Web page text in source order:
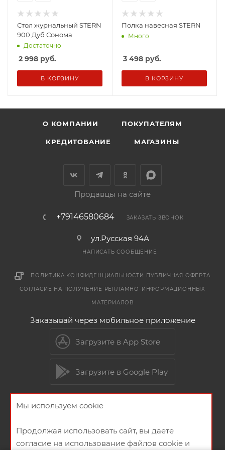
Стол журнальный STERN
900 Дуб Сонома
Достаточно
2 998 руб.
В КОРЗИНУ
Полка навесная STERN
Много
3 498 руб.
В КОРЗИНУ
О КОМПАНИИ ПОКУПАТЕЛЯМ
КРЕДИТОВАНИЕ МАГАЗИНЫ
Продавцы на сайте
+79146580684 ЗАКАЗАТЬ ЗВОНОК
ул.Русская 94А
НАПИСАТЬ СООБЩЕНИЕ
ПОЛИТИКА КОНФИДЕНЦИАЛЬНОСТИ ПУБЛИЧНАЯ ОФЕРТА
СОГЛАСИЕ НА ПОЛУЧЕНИЕ РЕКЛАМНО-ИНФОРМАЦИОННЫХ
МАТЕРИАЛОВ
Заказывай через мобильное приложение
Загрузите в App Store
Загрузите в Google Play
Мы используем cookie
Продолжая использовать сайт, вы даете
согласие на использование файлов cookie и